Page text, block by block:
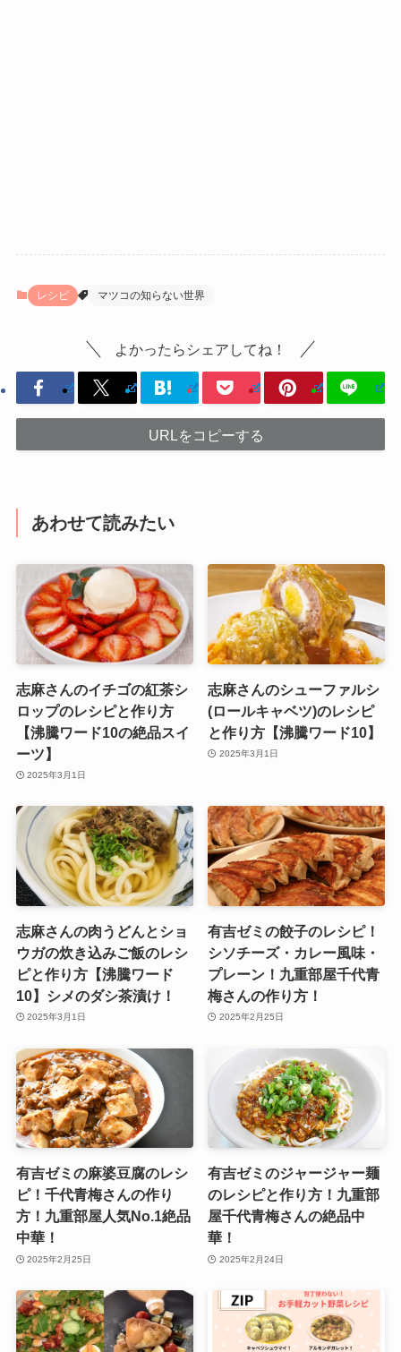
レシピ マツコの知らない世界
よかったらシェアしてね！
URLをコピーする
あわせて読みたい
志麻さんのイチゴの紅茶シ
ロップのレシピと作り方
【沸騰ワード10の絶品スイ
ーツ】
2025年3月1日
志麻さんのシューファルシ
(ロールキャベツ)のレシピ
と作り方【沸騰ワード10】
2025年3月1日
志麻さんの肉うどんとショ
ウガの炊き込みご飯のレシ
ピと作り方【沸騰ワード
10】シメのダシ茶漬け！
2025年3月1日
有吉ゼミの餃子のレシピ！
シソチーズ・カレー風味・
プレーン！九重部屋千代青
梅さんの作り方！
2025年2月25日
有吉ゼミの麻婆豆腐のレシ
ピ！千代青梅さんの作り
方！九重部屋人気No.1絶品
中華！
2025年2月25日
有吉ゼミのジャージャー麺
のレシピと作り方！九重部
屋千代青梅さんの絶品中
華！
2025年2月24日